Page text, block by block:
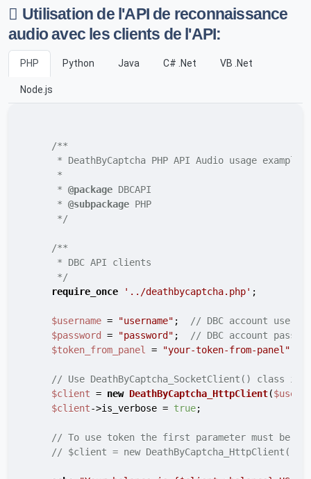
Utilisation de l'API de reconnaissance
audio avec les clients de l'API:
PHP Python Java C# .Net VB .Net
Node.js
/**
     * DeathByCaptcha PHP API Audio usage example
     *
     *
@package DBCAPI
     *
@subpackage PHP
     */
/**
     * DBC API clients
     */
require_once
'../deathbycaptcha.php' ;
$username = "username" ;
// DBC account
$password
= "password" ;
// DBC account
$token_from_panel
= "your-token-from-panel"
// Use DeathByCaptcha_SocketClient() class if
$client = new DeathByCaptcha_HttpClient(
$client->is_verbose = true;
// To use token the first parameter must be
// $client = new